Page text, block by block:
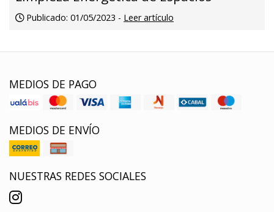
Publicado: 01/05/2023 - Leer artículo
MEDIOS DE PAGO
MEDIOS DE ENVÍO
NUESTRAS REDES SOCIALES